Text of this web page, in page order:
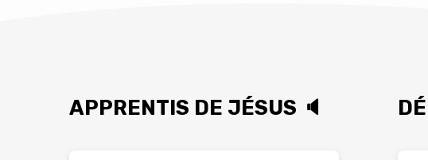
APPRENTIS DE JÉSUS 🔈